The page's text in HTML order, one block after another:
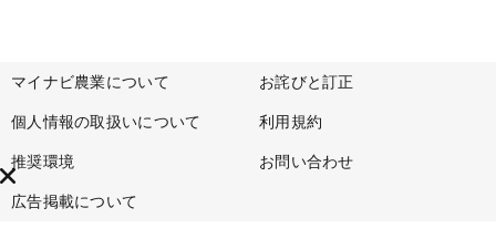
マイナビ農業について お詫びと訂正
個人情報の取扱いについて 利用規約
推奨環境 お問い合わせ
広告掲載について